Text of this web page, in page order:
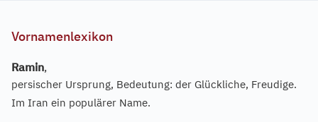
Vornamenlexikon
Ramin,
persischer Ursprung, Bedeutung: der Glückliche, Freudige.
Im Iran ein populärer Name.